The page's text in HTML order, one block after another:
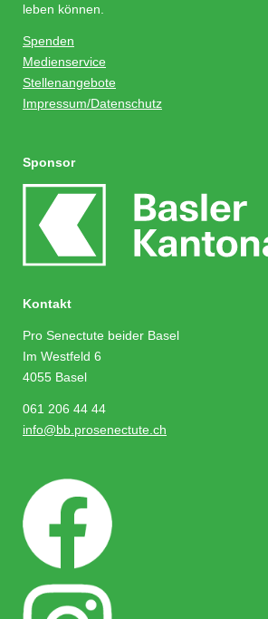
leben können.
Spenden
Medienservice
Stellenangebote
Impressum/Datenschutz
Sponsor
Kontakt
Pro Senectute beider Basel
Im Westfeld 6
4055 Basel
061 206 44 44
info@bb.prosenectute.ch